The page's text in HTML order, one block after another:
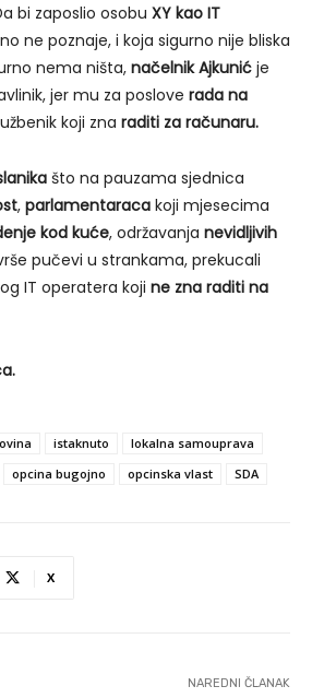
bi zaposlio osobu XY kao IT
ne poznaje, i koja sigurno nije bliska
nema ništa, načelnik Ajkunić je
jer mu za poslove rada na
koji zna raditi za računaru.
što na pauzama sjednica
, parlamentaraca koji mjesecima
kod kuće, održavanja nevidljivih
pučevi u strankama, prekucali
IT operatera koji ne zna raditi na
istaknuto
lokalna samouprava
opcina bugojno opcinska vlast SDA
X
NAREDNI ČLANAK